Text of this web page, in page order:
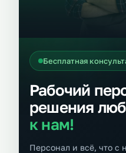
Бесплатная
Рабочий
решения
к нам!
Персонал и всё, что с